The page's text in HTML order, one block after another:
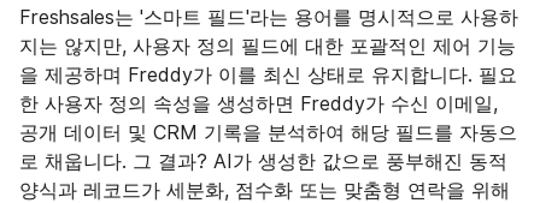
Freshsales는 '스마트 필드'라는 용어를 명시적으로 사용하
지는 않지만, 사용자 정의 필드에 대한 포괄적인 제어 기능
을 제공하며 Freddy가 이를 최신 상태로 유지합니다. 필요
한 사용자 정의 속성을 생성하면 Freddy가 수신 이메일,
공개 데이터 및 CRM 기록을 분석하여 해당 필드를 자동으
로 채웁니다. 그 결과? AI가 생성한 값으로 풍부해진 동적
양식과 레코드가 세분화, 점수화 또는 맞춤형 연락을 위해